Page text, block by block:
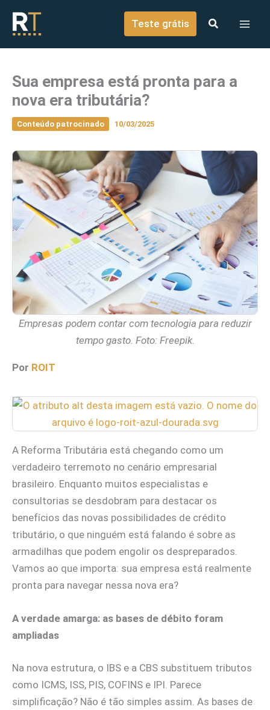
conteúdo
Teste grátis
Sua empresa está pronta para a
nova era tributária?
Conteúdo patrocinado 10/03/2025
Empresas podem contar com tecnologia para reduzir
tempo gasto. Foto: Freepik.
Por ROIT
A Reforma Tributária está chegando como um
verdadeiro terremoto no cenário empresarial
brasileiro. Enquanto muitos especialistas e
consultorias se desdobram para destacar os
benefícios das novas possibilidades de crédito
tributário, o que ninguém está falando é sobre as
armadilhas que podem engolir os despreparados.
Vamos ao que importa: sua empresa está realmente
pronta para navegar nessa nova era?
A verdade amarga: as bases de débito foram
ampliadas
Na nova estrutura, o IBS e a CBS substituem tributos
como ICMS, ISS, PIS, COFINS e IPI. Parece
simplificação? Não é tão simples assim. As bases de